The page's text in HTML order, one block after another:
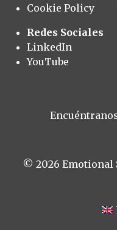
Cookie Policy
Redes Sociales
LinkedIn
YouTube
© 2026 Emotional